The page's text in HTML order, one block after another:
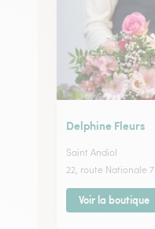
Delphine Fleurs
Saint Andiol
22, route Nationale 7
Voir la boutique